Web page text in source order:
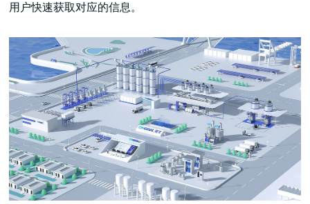
用户快速获取对应的信息。